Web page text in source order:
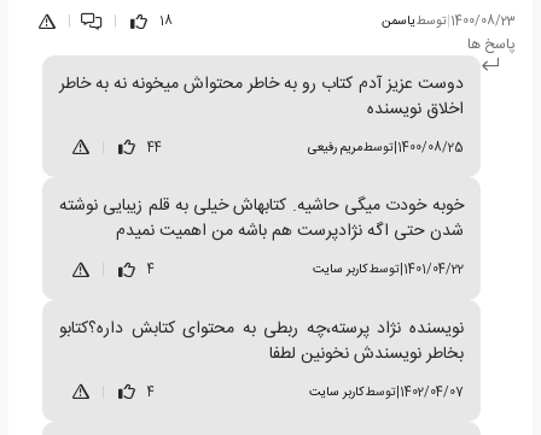
1400/08/23
|توسطیاسمن 18
|
|
پاسخ ها
دوست عزیز آدم کتاب رو به خاطر محتواش میخونه نه به خاطر
اخلاق نویسنده
1400/08/25
|توسطمریم رفیعی 44
خوبه خودت میگی حاشیه. کتابهاش خیلی به قلم زیبایی نوشته
شدن حتی اگه نژادپرست هم باشه من اهمیت نمیدم
1401/04/22
|توسطکاربر سایت 4
نویسنده نژاد پرسته،چه ربطی به محتوای کتابش داره؟کتابو
بخاطر نویسندش نخونین لطفا
1402/04/07
|توسطکاربر سایت 4